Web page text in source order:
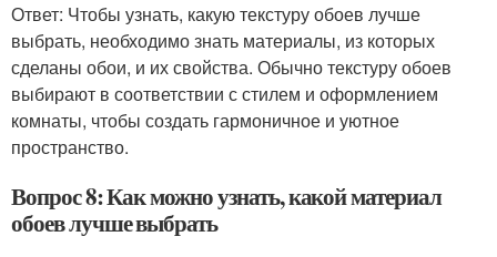
Ответ: Чтобы узнать, какую текстуру обоев лучше
выбрать, необходимо знать материалы, из которых
сделаны обои, и их свойства. Обычно текстуру обоев
выбирают в соответствии с стилем и оформлением
комнаты, чтобы создать гармоничное и уютное
пространство.
Вопрос 8: Как можно узнать, какой материал
обоев лучше выбрать